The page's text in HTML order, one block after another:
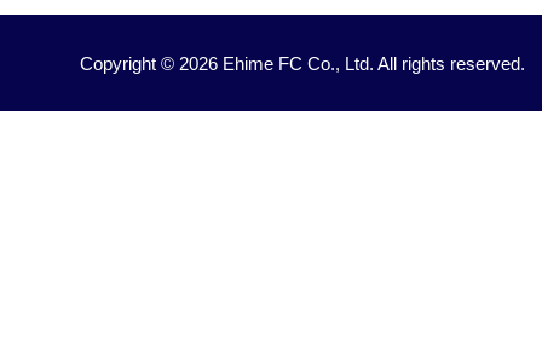
Copyright © 2026 Ehime FC Co., Ltd. All rights reserved.